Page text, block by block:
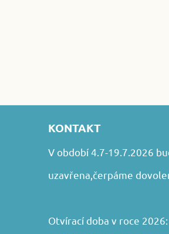
KONTAKT
V období 4.7-19.7.2026
uzavřena,čerpáme
Otvírací doba v roce 2026: